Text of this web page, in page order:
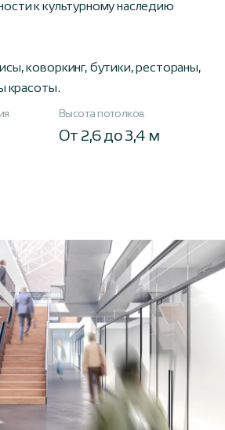
к культурному наследию
коворкинг, бутики, рестораны,
красоты.
Высота потолков
От 2,6 до 3,4 м